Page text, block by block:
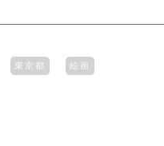
東京都 絵画